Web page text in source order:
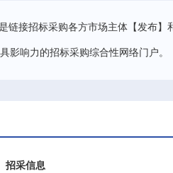
链接招标采购各方市场主体【发布
影响力的招标采购综合性网络门户。
招采信息